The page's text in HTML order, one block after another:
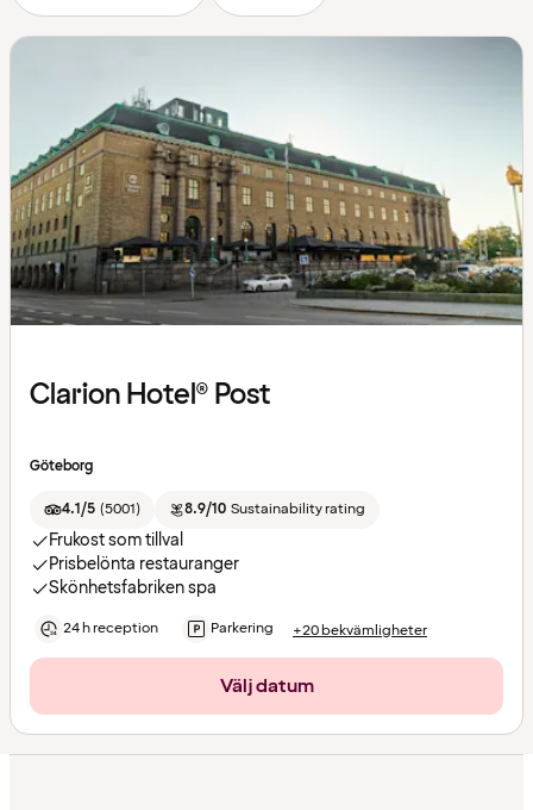
Clarion Hotel® Post
Göteborg
4.1/5 (5001) 8.9/10 Sustainability rating
Frukost som tillval
Prisbelönta restauranger
Skönhetsfabriken spa
24 h reception Parkering +20 bekvämligheter
Välj datum